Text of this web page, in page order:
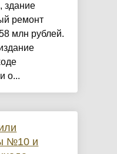
здание
ремонт
млн рублей.
о...
№10 и